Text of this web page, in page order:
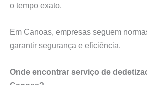
o tempo exato.
Em Canoas, empresas seguem
garantir segurança e eficiência.
Onde encontrar serviço de